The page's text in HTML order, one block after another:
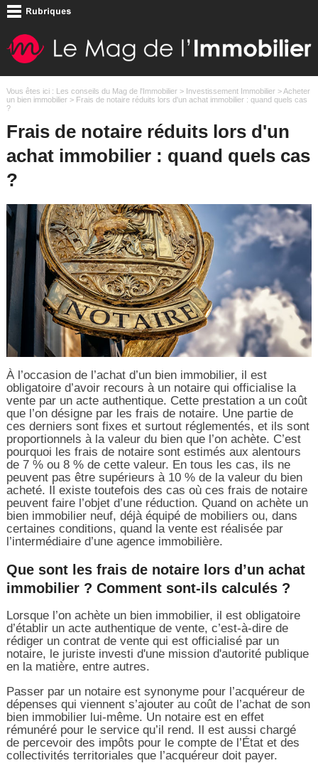
Vous êtes ici : Les conseils du Mag de l'Immobilier> Investissement Immobilier>Acheter
un bien immobilier> Frais de notaire réduits lors d'un achat immobilier : quand quels cas
?
Frais de notaire réduits lors d'un
achat immobilier : quand quels cas
?
À l’occasion de l’achat d’un bien immobilier, il est
obligatoire d’avoir recours à un notaire qui officialise la
vente par un acte authentique. Cette prestation a un coût
que l’on désigne par les frais de notaire. Une partie de
ces derniers sont fixes et surtout réglementés, et ils sont
proportionnels à la valeur du bien que l’on achète. C’est
pourquoi les frais de notaire sont estimés aux alentours
de 7 % ou 8 % de cette valeur. En tous les cas, ils ne
peuvent pas être supérieurs à 10 % de la valeur du bien
acheté. Il existe toutefois des cas où ces frais de notaire
peuvent faire l’objet d’une réduction. Quand on achète un
bien immobilier neuf, déjà équipé de mobiliers ou, dans
certaines conditions, quand la vente est réalisée par
l’intermédiaire d’une agence immobilière.
Que sont les frais de notaire lors d’un achat
immobilier ? Comment sont-ils calculés ?
Lorsque l’on achète un bien immobilier, il est obligatoire
d’établir un acte authentique de vente, c’est-à-dire de
rédiger un contrat de vente qui est officialisé par un
notaire, le juriste investi d'une mission d'autorité publique
en la matière, entre autres.
Passer par un notaire est synonyme pour l’acquéreur de
dépenses qui viennent s’ajouter au coût de l’achat de son
bien immobilier lui-même. Un notaire est en effet
rémunéré pour le service qu’il rend. Il est aussi chargé
de percevoir des impôts pour le compte de l’État et des
collectivités territoriales que l’acquéreur doit payer.